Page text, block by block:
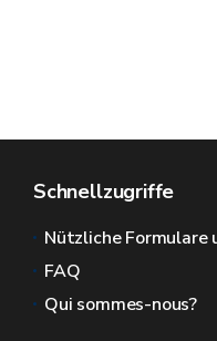
Schnellzugriffe
Nützliche Formulare
FAQ
Qui sommes-nous?